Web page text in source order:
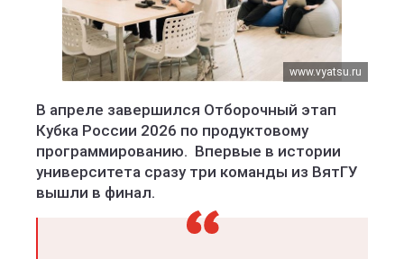
www.vyatsu.ru
В апреле завершился Отборочный этап
Кубка России 2026 по продуктовому
программированию. Впервые в истории
университета сразу три команды из ВятГУ
вышли в финал.